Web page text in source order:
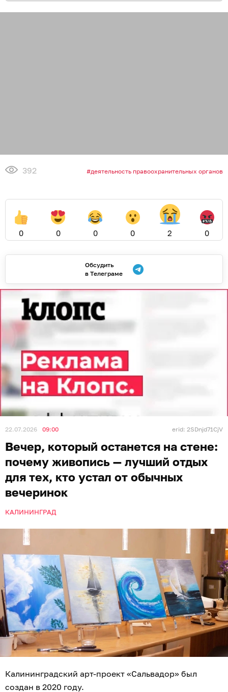
392 деятельность правоохранительных органов
0 0 0 0 2 0
Обсудить
в Телеграме
22.07.2026 09:00 erid: 2SDnjd71CjV
Вечер, который останется на стене:
почему живопись — лучший отдых
для тех, кто устал от обычных
вечеринок
КАЛИНИНГРАД
Калининградский арт-проект «Сальвадор» был
создан в 2020 году.